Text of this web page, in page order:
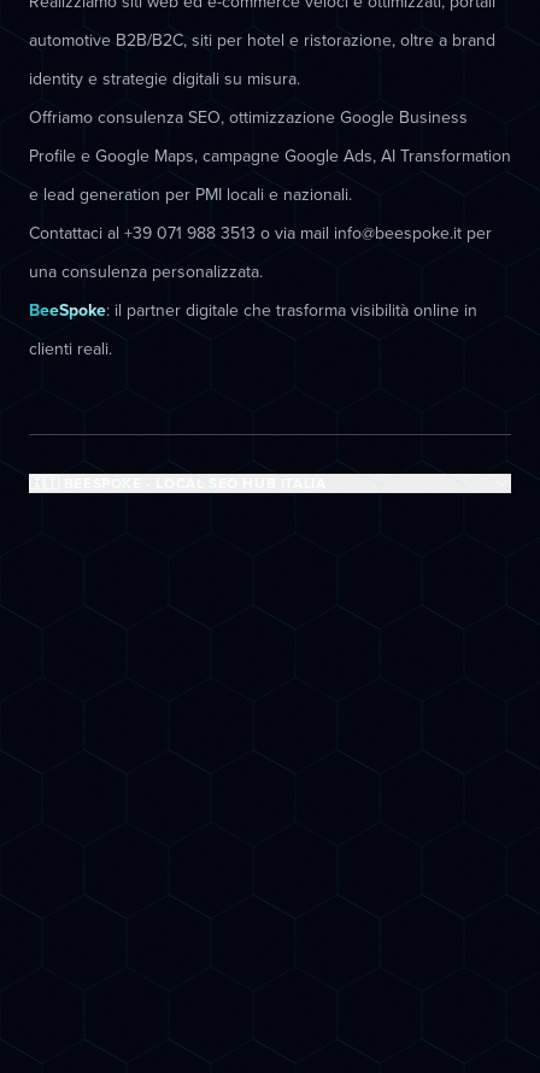
automotive B2B/B2C, siti per hotel e ristorazione, oltre a brand
identity e strategie digitali su misura.
Offriamo consulenza SEO, ottimizzazione Google Business
Profile e Google Maps, campagne Google Ads, AI Transformation
e lead generation per PMI locali e nazionali.
Contattaci al +39 071 988 3513 o via mail info@beespoke.it per
una consulenza personalizzata.
BeeSpoke: il partner digitale che trasforma visibilità online in
clienti reali.
🇮🇹 BEESPOKE - LOCAL SEO HUB ITALIA